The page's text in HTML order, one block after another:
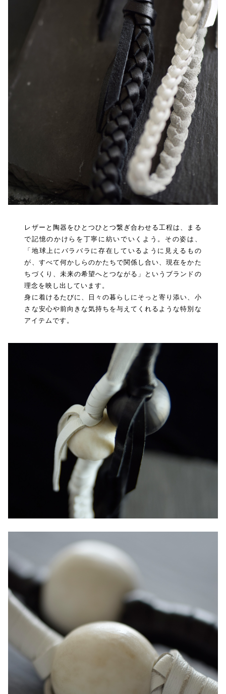
レザーと陶器をひとつひとつ繋ぎ合わせる工程は、まる
で記憶のかけらを丁寧に紡いでいくよう。その姿は、
「地球上にバラバラに存在しているように見えるもの
が、すべて何かしらのかたちで関係し合い、現在をかた
ちづくり、未来の希望へとつながる」というブランドの
理念を映し出しています。
身に着けるたびに、日々の暮らしにそっと寄り添い、小
さな安心や前向きな気持ちを与えてくれるような特別な
アイテムです。